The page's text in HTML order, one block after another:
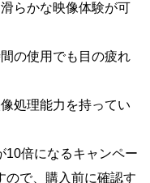
らかな映像体験が可
の使用でも目の疲れ
処理能力を持ってい
10倍になるキャンペー
ので、購入前に確認す